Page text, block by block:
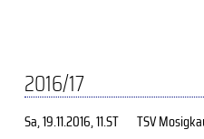
2016/17
Sa, 19.11.2016, 11.ST TSV